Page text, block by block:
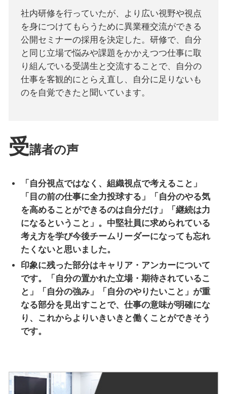
社内研修を行っていたが、より広い視野や視点
を身につけてもらうために異業種交流ができる
公開セミナーの採用を決定した。研修で、自分
と同じ立場で悩みや課題をかかえつつ仕事に取
り組んでいる受講生と交流することで、自分の
仕事を客観的にとらえ直し、自分に足りないも
のを自覚できたと聞いています。
受講者の声
「自分視点ではなく、組織視点で考えること」
「目の前の仕事に全力投球する」「自分のやる気
を高めることができるのは自分だけ」「継続は力
になるということ」。中堅社員に求められている
考え方を学び今後チームリーダーになっても忘れ
たくないと思いました。
印象に残った部分はキャリア・アンカーについて
です。「自分の置かれた立場・期待されているこ
と」「自分の強み」「自分のやりたいこと」が重
なる部分を見出すことで、仕事の意味が明確にな
り、これからよりいきいきと働くことができそう
です。